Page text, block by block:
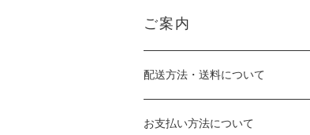
ご案内
配送方法・送料について
お支払い方法について